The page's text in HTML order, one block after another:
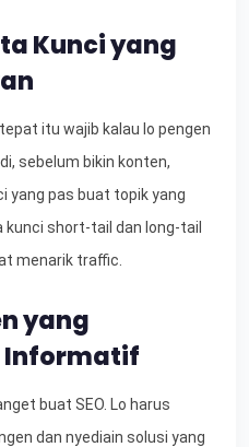
Kunci yang
itu wajib kalau lo pengen
sebelum bikin konten,
yang pas buat topik yang
kunci short-tail dan long-tail
menarik traffic.
yang
Informatif
buat SEO. Lo harus
dan nyediain solusi yang